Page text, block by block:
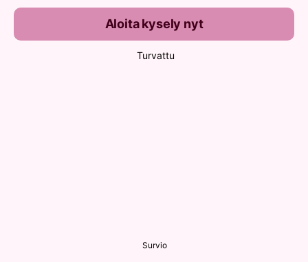
Aloita kysely nyt
Turvattu
Survio